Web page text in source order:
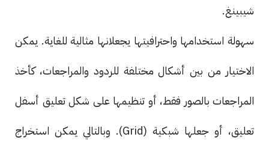
شيبينغ.
سهولة استخدامها واحترافيتها يجعلانها مثالية للغاية. يمكن
الاختيار من بين أشكال مختلفة للردود والمراجعات، كأخذ
المراجعات بالصور فقط، أو تنظيمها على شكل تعليق أسفل
تعليق، أو جعلها شبكية (Grid). وبالتالي يمكن استخراج